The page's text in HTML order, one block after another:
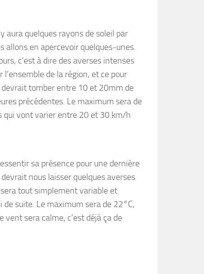
aura quelques rayons de soleil par
allons en apercevoir quelques-unes.
c’est à dire des averses intenses
de la région, et ce pour
tomber entre 10 et 20mm de
précédentes. Le maximum sera de
qui vont varier entre 20 et 30 km/h
sa présence pour une dernière
nous laisser quelques averses
tout simplement variable et
suite. Le maximum sera de 22°C,
sera calme, c’est déjà ça de